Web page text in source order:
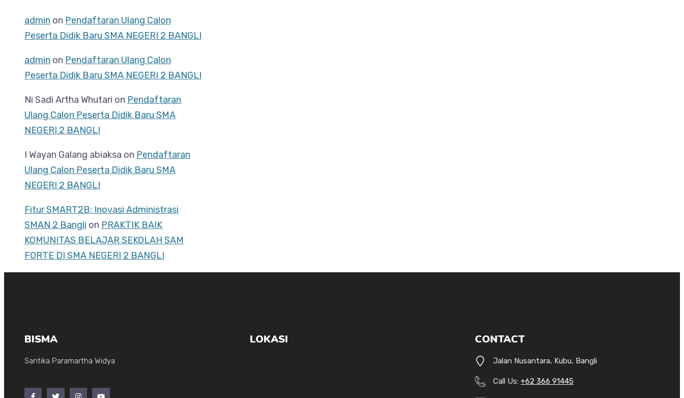
admin on Pendaftaran Ulang Calon
Peserta Didik Baru SMA NEGERI 2 BANGLI
admin on Pendaftaran Ulang Calon
Peserta Didik Baru SMA NEGERI 2 BANGLI
Ni Sadi Artha Whutari on Pendaftaran
Ulang Calon Peserta Didik Baru SMA
NEGERI 2 BANGLI
I Wayan Galang abiaksa on Pendaftaran
Ulang Calon Peserta Didik Baru SMA
NEGERI 2 BANGLI
Fitur SMART2B: Inovasi Administrasi
SMAN 2 Bangli on PRAKTIK BAIK
KOMUNITAS BELAJAR SEKOLAH SAM
FORTE DI SMA NEGERI 2 BANGLI
BISMA
Santika Paramartha Widya
LOKASI CONTACT
Jalan Nusantara, Kubu, Bangli
Call Us:+62 366 91445